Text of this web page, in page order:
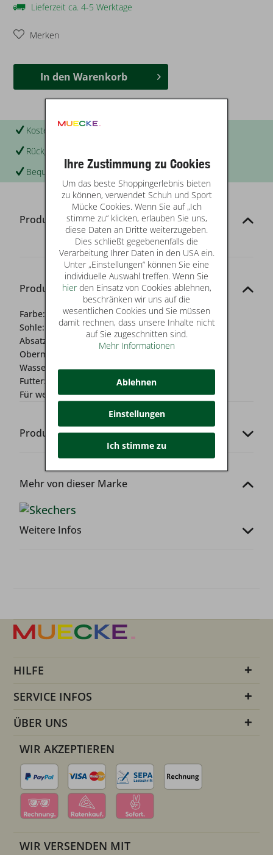
Lieferzeit ca. 4-5 Werktage
Merken
In den Warenkorb
Kostenloser Versand & Rückversand
Rückgabe in Ihrer Filiale
Bequem per Rechnung zahlen
Produktinformationen
Produkt-Details
Farbe:
schwarz
Sohle:
flexible Laufsohle
Absatz:
Obermaterial:
Wasserschutz: Nein
Futter:
Für wen?: Damen
Produkt-Codes
Mehr von dieser Marke
Weitere Infos
HILFE
SERVICE INFOS
ÜBER UNS
WIR AKZEPTIEREN
WIR VERSENDEN MIT
Ihre Zustimmung zu Cookies
Um das beste Shoppingerlebnis bieten
zu können, verwendet Schuh und Sport
Mücke Cookies. Wenn Sie auf „Ich
stimme zu“ klicken, erlauben Sie uns,
diese Daten an Dritte weiterzugeben.
Dies schließt gegebenenfalls die
Verarbeitung Ihrer Daten in den USA ein.
Unter „Einstellungen“ können Sie eine
individuelle Auswahl treffen. Wenn Sie
hierden Einsatz von Cookies ablehnen,
beschränken wir uns auf die
wesentlichen Cookies und Sie müssen
damit rechnen, dass unsere Inhalte nicht
auf Sie zugeschnitten sind.
Mehr Informationen
Ablehnen
Einstellungen
Ich stimme zu